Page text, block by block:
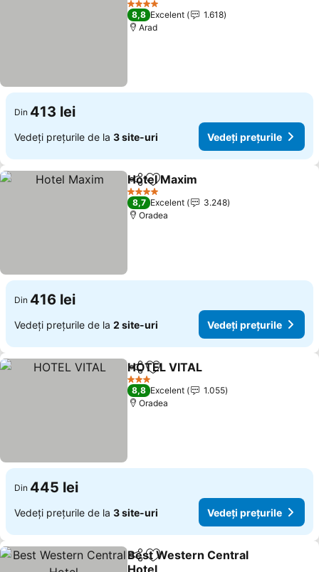
4 Stele
8,8 Excelent
1.618
Arad
Din 413 lei
Vedeți prețurile de la 3 site-uri Vedeți prețurile
DistribuițiAdăugaţi la favorite
Hotel Maxim
4 Stele
8,7 Excelent
3.248
Oradea
Din 416 lei
Vedeți prețurile de la 2 site-uri Vedeți prețurile
DistribuițiAdăugaţi la favorite
HOTEL VITAL
3 Stele
8,8 Excelent
1.055
Oradea
Din 445 lei
Vedeți prețurile de la 3 site-uri Vedeți prețurile
DistribuițiAdăugaţi la favorite
Best Western Central
Hotel